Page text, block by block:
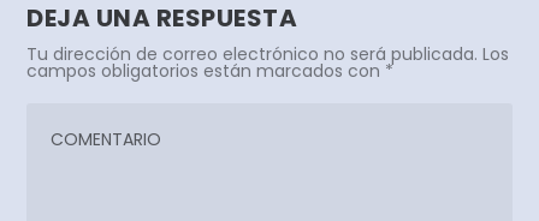
DEJA UNA RESPUESTA
Tu dirección de correo electrónico no será publicada. Los
campos obligatorios están marcados con *